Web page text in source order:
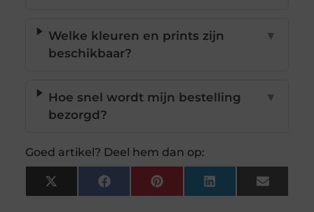
Welke kleuren en prints zijn
beschikbaar?
▼
Hoe snel wordt mijn bestelling
bezorgd?
▼
Goed artikel? Deel hem dan op:
X
(Twitter)
FacebookPinterestLinkedInEmail